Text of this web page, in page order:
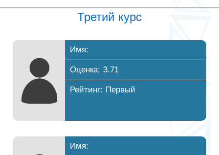
Третий курс
Имя:
Оценка: 3.71
Рейтинг: Первый
Имя: